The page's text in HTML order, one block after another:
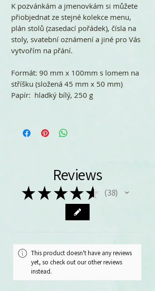
K pozvánkám a jmenovkám si můžete
přiobjednat ze stejné kolekce menu,
plán stolů (zasedací pořádek), čísla na
stoly, svatební oznámení a jiné pro Vás
vytvořím na přání.
Formát: 90 mm x 100mm s lomem na
stříšku (složená 45 mm x 50 mm)
Papír: hladký bílý, 250 g
Reviews
★ ★★★★ 38
38
This product doesn't have any reviews
yet, so check out our other reviews
instead.